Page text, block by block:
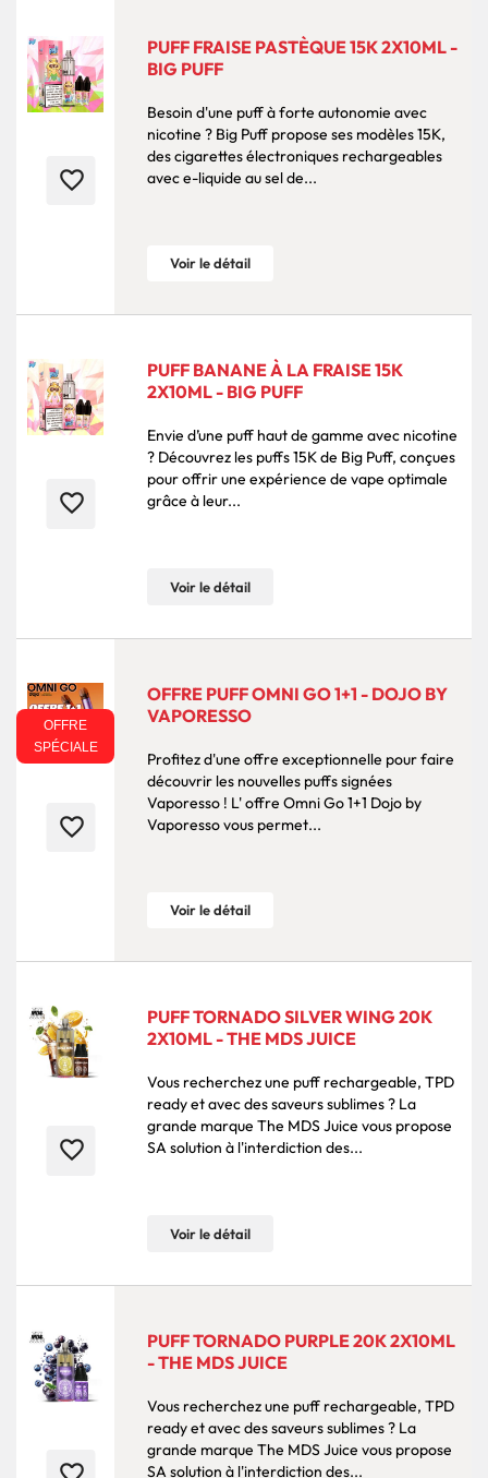
favorite_border
PUFF FRAISE PASTÈQUE 15K 2X10ML -
BIG PUFF
Besoin d'une puff à forte autonomie avec
nicotine ? Big Puff propose ses modèles 15K,
des cigarettes électroniques rechargeables
avec e-liquide au sel de...
Voir le détail
favorite_border
PUFF BANANE À LA FRAISE 15K
2X10ML - BIG PUFF
Envie d’une puff haut de gamme avec nicotine
? Découvrez les puffs 15K de Big Puff, conçues
pour offrir une expérience de vape optimale
grâce à leur...
Voir le détail
OFFRE
SPÉCIALE
favorite_border
OFFRE PUFF OMNI GO 1+1 - DOJO BY
VAPORESSO
Profitez d'une offre exceptionnelle pour faire
découvrir les nouvelles puffs signées
Vaporesso ! L' offre Omni Go 1+1 Dojo by
Vaporesso vous permet...
Voir le détail
favorite_border
PUFF TORNADO SILVER WING 20K
2X10ML - THE MDS JUICE
Vous recherchez une puff rechargeable, TPD
ready et avec des saveurs sublimes ? La
grande marque The MDS Juice vous propose
SA solution à l'interdiction des...
Voir le détail
PUFF TORNADO PURPLE 20K 2X10ML
- THE MDS JUICE
Vous recherchez une puff rechargeable, TPD
ready et avec des saveurs sublimes ? La
grande marque The MDS Juice vous propose
SA solution à l'interdiction des...